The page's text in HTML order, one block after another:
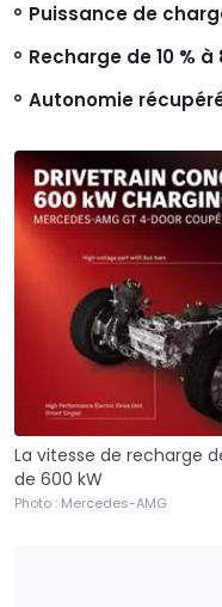
Puissance de
Recharge de 10 % à
Autonomie
La vitesse de recharge
de 600 kW
Photo : Mercedes-AMG